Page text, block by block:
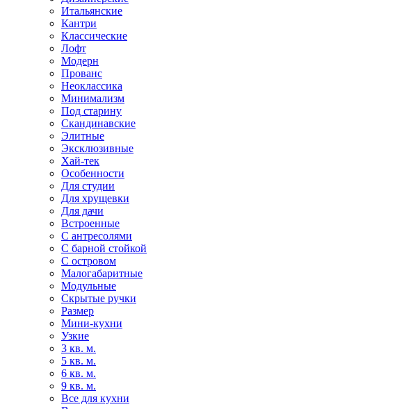
Итальянские
Кантри
Классические
Лофт
Модерн
Прованс
Неоклассика
Минимализм
Под старину
Скандинавские
Элитные
Эксклюзивные
Хай-тек
Особенности
Для студии
Для хрущевки
Для дачи
Встроенные
С антресолями
С барной стойкой
С островом
Малогабаритные
Модульные
Скрытые ручки
Размер
Мини-кухни
Узкие
3 кв. м.
5 кв. м.
6 кв. м.
9 кв. м.
Все для кухни